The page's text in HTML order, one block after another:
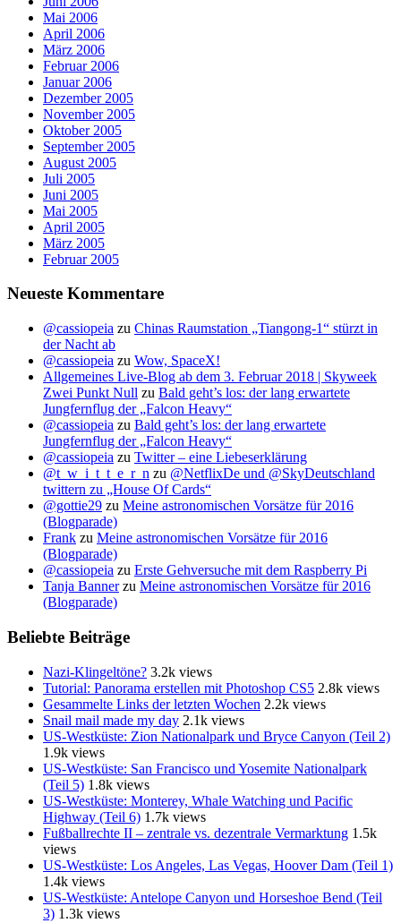
Mai 2006
April 2006
März 2006
Februar 2006
Januar 2006
Dezember 2005
November 2005
Oktober 2005
September 2005
August 2005
Juli 2005
Juni 2005
Mai 2005
April 2005
März 2005
Februar 2005
Neueste Kommentare
@cassiopeia zu Chinas Raumstation „Tiangong-1“ stürzt in
der Nacht ab
@cassiopeia zu Wow, SpaceX!
Allgemeines Live-Blog ab dem 3. Februar 2018 | Skyweek
Zwei Punkt Null zu Bald geht’s los: der lang erwartete
Jungfernflug der „Falcon Heavy“
@cassiopeia zu Bald geht’s los: der lang erwartete
Jungfernflug der „Falcon Heavy“
@cassiopeia zu Twitter – eine Liebeserklärung
@t_w_i_t_t_e_r_n zu @NetflixDe und @SkyDeutschland
twittern zu „House Of Cards“
@gottie29 zu Meine astronomischen Vorsätze für 2016
(Blogparade)
Frank zu Meine astronomischen Vorsätze für 2016
(Blogparade)
@cassiopeia zu Erste Gehversuche mit dem Raspberry Pi
Tanja Bannerzu Meine astronomischen Vorsätze für 2016
(Blogparade)
Beliebte Beiträge
Nazi-Klingeltöne? 3.2k views
Tutorial: Panorama erstellen mit Photoshop CS5 2.8k views
Gesammelte Links der letzten Wochen 2.2k views
Snail mail made my day 2.1k views
US-Westküste: Zion Nationalpark und Bryce Canyon (Teil 2)
1.9k views
US-Westküste: San Francisco und Yosemite Nationalpark
(Teil 5) 1.8k views
US-Westküste: Monterey, Whale Watching und Pacific
Highway (Teil 6) 1.7k views
Fußballrechte II – zentrale vs. dezentrale Vermarktung 1.5k
views
US-Westküste: Los Angeles, Las Vegas, Hoover Dam (Teil 1)
1.4k views
US-Westküste: Antelope Canyon und Horseshoe Bend (Teil
3) 1.3k views